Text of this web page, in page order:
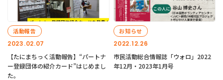
2023.02.07
活動報告
【たにまちっく活動報告】“パートナ
ー登録団体の紹介カード”はじめまし
た。
2022.12.26
お知らせ
市民活動総合情報誌「ウォロ」2022
年12月・2023年1月号